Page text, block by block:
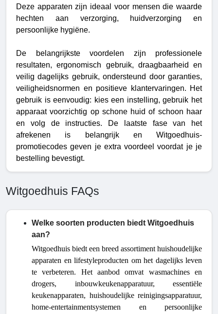
Deze apparaten zijn ideaal voor mensen die waarde
hechten aan verzorging, huidverzorging en
persoonlijke hygiëne.
De belangrijkste voordelen zijn professionele
resultaten, ergonomisch gebruik, draagbaarheid en
veilig dagelijks gebruik, ondersteund door garanties,
veiligheidsnormen en positieve klantervaringen. Het
gebruik is eenvoudig: kies een instelling, gebruik het
apparaat voorzichtig op schone huid of schoon haar
en volg de instructies. De laatste fase van het
afrekenen is belangrijk en Witgoedhuis-
promotiecodes geven je extra voordeel voordat je je
bestelling bevestigt.
Witgoedhuis FAQs
Welke soorten producten biedt Witgoedhuis
aan?
Witgoedhuis biedt een breed assortiment huishoudelijke
apparaten en lifestyleproducten om het dagelijks leven
te verbeteren. Het aanbod omvat wasmachines en
drogers, inbouwkeukenapparatuur, essentiële
keukenapparaten, huishoudelijke reinigingsapparatuur,
home-entertainmentsystemen en persoonlijke